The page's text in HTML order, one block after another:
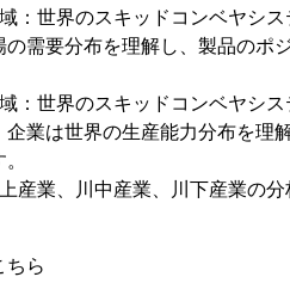
：世界のスキッドコンベヤシ
需要分布を理解し、製品のポ
：世界のスキッドコンベヤシ
業は世界の生産能力分布を理
産業、川中産業、川下産業の
ちら